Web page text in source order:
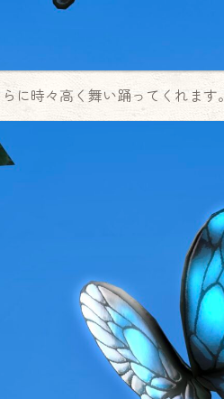
に時々高く舞い踊ってくれます。